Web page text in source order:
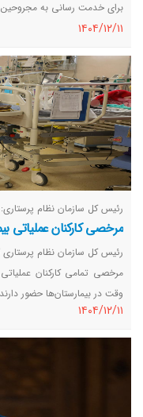
برای خدمت رسانی به مجروحین
١٤٠٤/١٢/١١
رئیس کل سازمان نظام پرستاری:
مرخصی کارکنان عملیاتی
رئیس کل سازمان نظام پرستاری
مرخصی تمامی کارکنان
وقت در بیمارستان‌ها حضور
١٤٠٤/١٢/١١